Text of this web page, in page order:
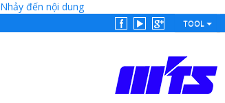
Nhảy đến nội dung
TOOL